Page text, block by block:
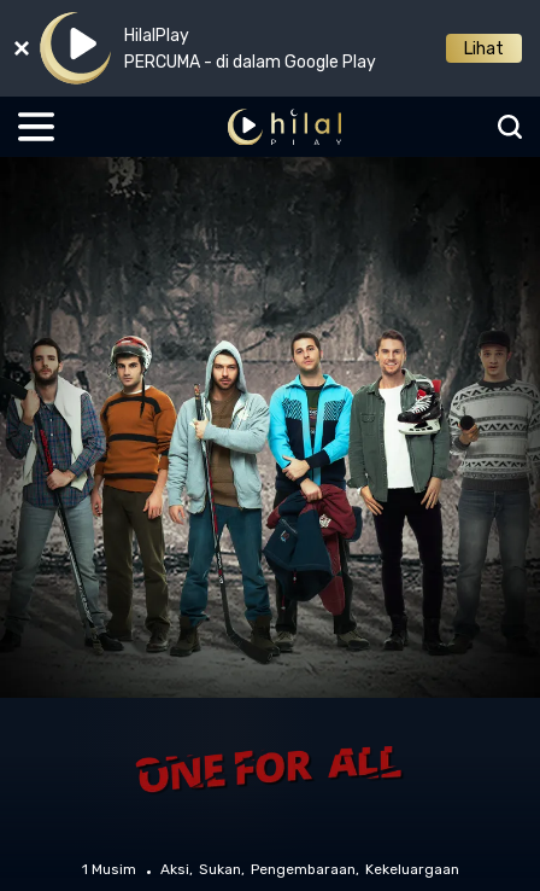
HilalPlay
PERCUMA - di dalam Google Play
Lihat
1 Musim Aksi Sukan Pengembaraan Kekeluargaan